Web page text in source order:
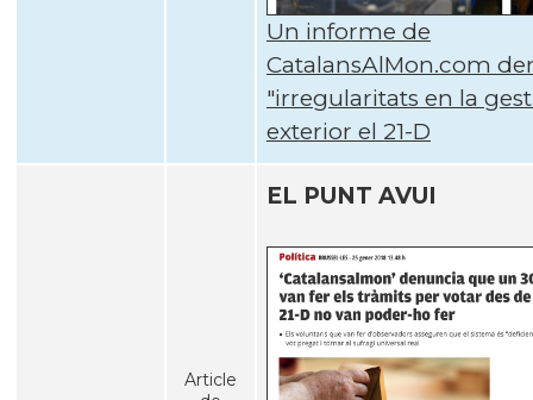
Un informe de
CatalansAlMon.com
"irregularitats en la
exterior el 21-D
Article
EL PUNT AVUI